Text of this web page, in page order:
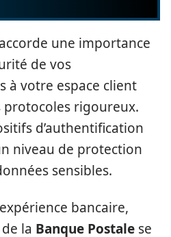
accorde une importance
de vos
à votre espace client
protocoles rigoureux.
d’authentification
niveau de protection
sensibles.
bancaire,
la Banque Postale se